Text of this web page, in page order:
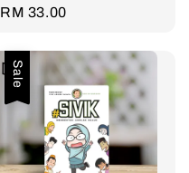
Regular
RM 33.00
Sale